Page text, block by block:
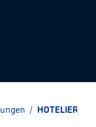
/ HOTELIER